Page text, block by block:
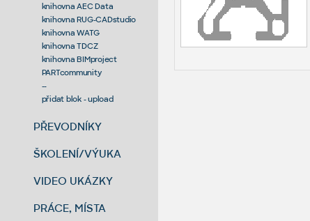
knihovna AEC Data
knihovna RUG-CADstudio
knihovna WATG
knihovna TDCZ
knihovna BIMproject
PARTcommunity
--
přidat blok - upload
PŘEVODNÍKY
ŠKOLENÍ/VÝUKA
VIDEO UKÁZKY
PRÁCE, MÍSTA